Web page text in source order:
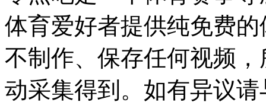
体育爱好者提供纯免费
不制作、保存任何视频
动采集得到。如有异议